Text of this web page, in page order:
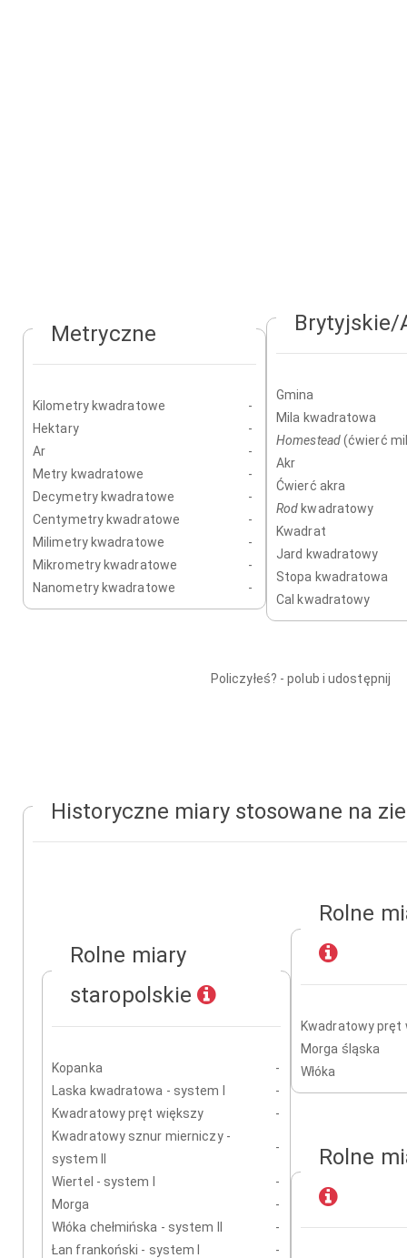
Metryczne
Kilometry kwadratowe
-
Hektary
-
Ar
-
Metry kwadratowe
-
Decymetry kwadratowe
-
Centymetry kwadratowe
-
Milimetry kwadratowe
-
Mikrometry kwadratowe
-
Nanometry kwadratowe
-
Brytyjskie/
Gmina
Mila kwadratowa
Homestead(ćwierć
Akr
Ćwierć akra
Rod kwadratowy
Kwadrat
Jard kwadratowy
Stopa kwadratowa
Cal kwadratowy
Policzyłeś? - polub i udostępnij
Historyczne miary stosowane na
Rolne miary
staropolskie
Kopanka
-
Laska kwadratowa - system I
-
Kwadratowy pręt większy
-
Kwadratowy sznur mierniczy -
system II
-
Wiertel - system I
-
Morga
-
Włóka chełmińska - system II
-
Łan frankoński - system I
-
Rolne
Kwadratowy pręt
Morga śląska
Włóka
Rolne